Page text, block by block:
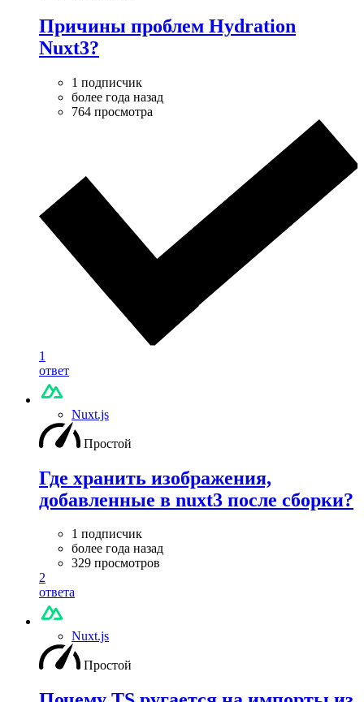
Причины проблем Hydration
Nuxt3?
1 подписчик
более года назад
764 просмотра
1
ответ
Nuxt.js
Простой
Где хранить изображения,
добавленные в nuxt3 после сборки?
1 подписчик
более года назад
329 просмотров
2
ответа
Nuxt.js
Простой